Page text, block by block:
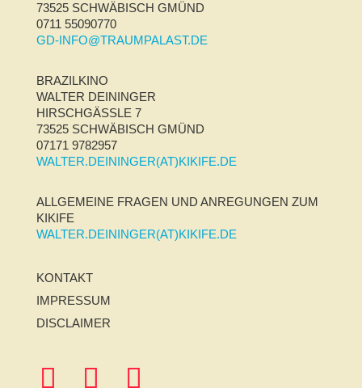
73525 SCHWÄBISCH GMÜND
0711 55090770
GD-INFO@TRAUMPALAST.DE
BRAZILKINO
WALTER DEININGER
HIRSCHGÄSSLE 7
73525 SCHWÄBISCH GMÜND
07171 9782957
WALTER.DEININGER(AT)KIKIFE.DE
ALLGEMEINE FRAGEN UND ANREGUNGEN ZUM
KIKIFE
WALTER.DEININGER(AT)KIKIFE.DE
KONTAKT
IMPRESSUM
DISCLAIMER